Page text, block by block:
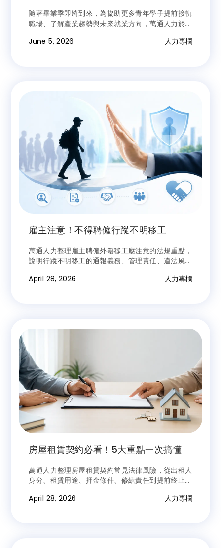
隨著畢業季即將到來，為協助更多青年學子提前接軌
職場、了解產業趨勢與未來就業方向，萬通人力於今
的交流方式，與學生建立更直接、更真實的互動橋
June 5, 2026 人力專欄
雇主注意！不得聘僱行蹤不明移工
萬通人力整理雇主聘僱外籍移工應注意的法規重點，
說明行蹤不明移工的通報義務、管理責任、違法風險
April 28, 2026 人力專欄
房屋租賃契約必看！5大重點一次搞懂
萬通人力整理房屋租賃契約常見法律風險，從出租人
身分、租賃用途、押金條件、修繕責任到提前終止條
April 28, 2026 人力專欄